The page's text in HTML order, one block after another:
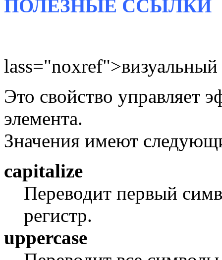
ПОЛЕЗНЫЕ ССЫЛКИ
lass="noxref">визуальный
Это свойство управляет
элемента.
Значения имеют
capitalize
Переводит первый
регистр.
uppercase